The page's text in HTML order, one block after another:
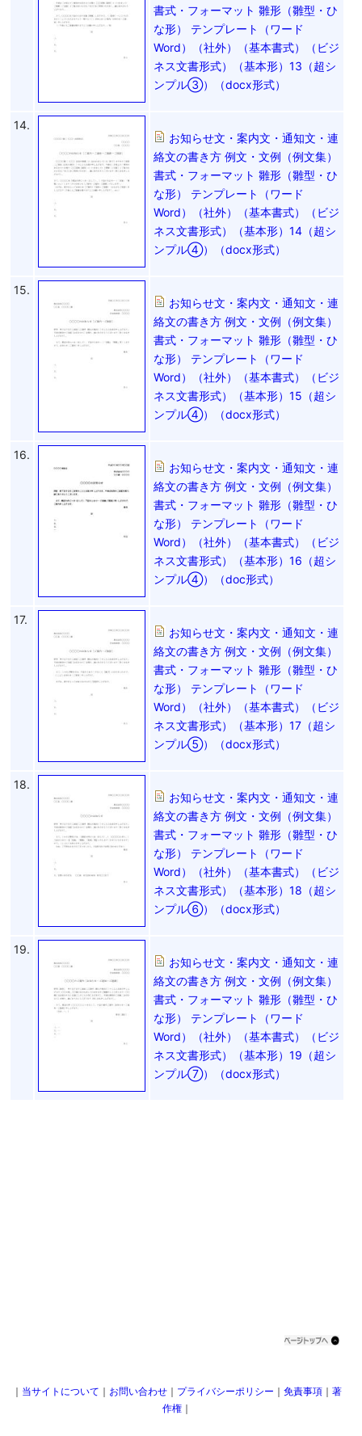
書式・フォーマット 雛形（雛型・ひ
な形） テンプレート（ワード
Word）（社外）（基本書式）（ビジ
ネス文書形式）（基本形）13（超シ
ンプル③）（docx形式）
14.
お知らせ文・案内文・通知文・連
絡文の書き方 例文・文例（例文集）
書式・フォーマット 雛形（雛型・ひ
な形） テンプレート（ワード
Word）（社外）（基本書式）（ビジ
ネス文書形式）（基本形）14（超シ
ンプル④）（docx形式）
15.
お知らせ文・案内文・通知文・連
絡文の書き方 例文・文例（例文集）
書式・フォーマット 雛形（雛型・ひ
な形） テンプレート（ワード
Word）（社外）（基本書式）（ビジ
ネス文書形式）（基本形）15（超シ
ンプル④）（docx形式）
16.
お知らせ文・案内文・通知文・連
絡文の書き方 例文・文例（例文集）
書式・フォーマット 雛形（雛型・ひ
な形） テンプレート（ワード
Word）（社外）（基本書式）（ビジ
ネス文書形式）（基本形）16（超シ
ンプル④）（doc形式）
17.
お知らせ文・案内文・通知文・連
絡文の書き方 例文・文例（例文集）
書式・フォーマット 雛形（雛型・ひ
な形） テンプレート（ワード
Word）（社外）（基本書式）（ビジ
ネス文書形式）（基本形）17（超シ
ンプル⑤）（docx形式）
18.
お知らせ文・案内文・通知文・連
絡文の書き方 例文・文例（例文集）
書式・フォーマット 雛形（雛型・ひ
な形） テンプレート（ワード
Word）（社外）（基本書式）（ビジ
ネス文書形式）（基本形）18（超シ
ンプル⑥）（docx形式）
19.
お知らせ文・案内文・通知文・連
絡文の書き方 例文・文例（例文集）
書式・フォーマット 雛形（雛型・ひ
な形） テンプレート（ワード
Word）（社外）（基本書式）（ビジ
ネス文書形式）（基本形）19（超シ
ンプル⑦）（docx形式）
｜ 当サイトについて ｜ お問い合わせ ｜ プライバシーポリシー ｜ 免責事項 ｜ 著
作権 ｜